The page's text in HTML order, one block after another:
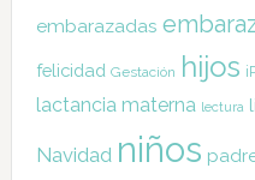
embarazadas
felicidad Gestación hijos
lactancia materna lectura
Navidad niños